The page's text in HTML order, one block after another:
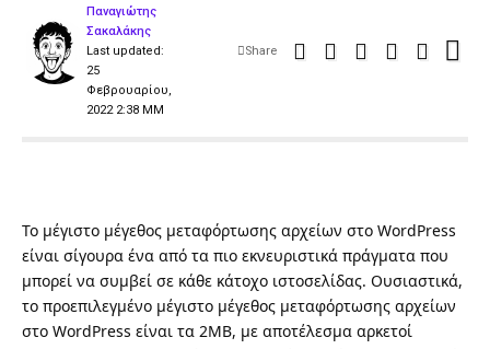
Last updated:
25
Φεβρουαρίου,
2022 2:38 ΜΜ
Παναγιώτης
Σακαλάκης
Share
Το μέγιστο μέγεθος μεταφόρτωσης αρχείων στο WordPress
είναι σίγουρα ένα από τα πιο εκνευριστικά πράγματα που
μπορεί να συμβεί σε κάθε κάτοχο ιστοσελίδας. Ουσιαστικά,
το προεπιλεγμένο μέγιστο μέγεθος μεταφόρτωσης αρχείων
στο WordPress είναι τα 2MB, με αποτέλεσμα αρκετοί